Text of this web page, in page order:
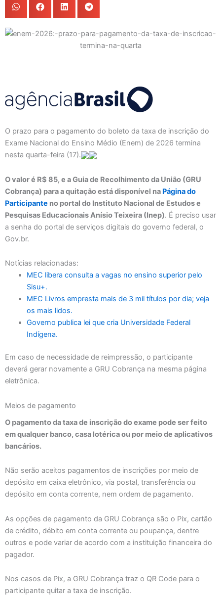
O prazo para o pagamento do boleto da taxa de inscrição do
Exame Nacional do Ensino Médio (Enem) de 2026 termina
nesta quarta-feira (17).
O valor é R$ 85, e a Guia de Recolhimento da União (GRU
Cobrança) para a quitação está disponível na Página do
Participante no portal do Instituto Nacional de Estudos e
Pesquisas Educacionais Anísio Teixeira (Inep). É preciso usar
a senha do portal de serviços digitais do governo federal, o
Gov.br.
Notícias relacionadas:
MEC libera consulta a vagas no ensino superior pelo
Sisu+.
MEC Livros empresta mais de 3 mil títulos por dia; veja
os mais lidos.
Governo publica lei que cria Universidade Federal
Indígena.
Em caso de necessidade de reimpressão, o participante
deverá gerar novamente a GRU Cobrança na mesma página
eletrônica.
Meios de pagamento
O pagamento da taxa de inscrição do exame pode ser feito
em qualquer banco, casa lotérica ou por meio de aplicativos
bancários.
Não serão aceitos pagamentos de inscrições por meio de
depósito em caixa eletrônico, via postal, transferência ou
depósito em conta corrente, nem ordem de pagamento.
As opções de pagamento da GRU Cobrança são o Pix, cartão
de crédito, débito em conta corrente ou poupança, dentre
outros e pode variar de acordo com a instituição financeira do
pagador.
Nos casos de Pix, a GRU Cobrança traz o QR Code para o
participante quitar a taxa de inscrição.